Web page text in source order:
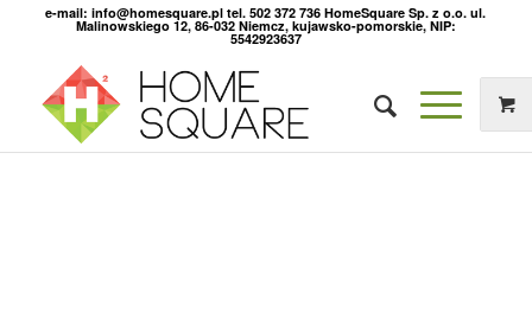
e-mail: info@homesquare.pl tel. 502 372 736 HomeSquare Sp. z o.o. ul.
Malinowskiego 12, 86-032 Niemcz, kujawsko-pomorskie, NIP:
5542923637